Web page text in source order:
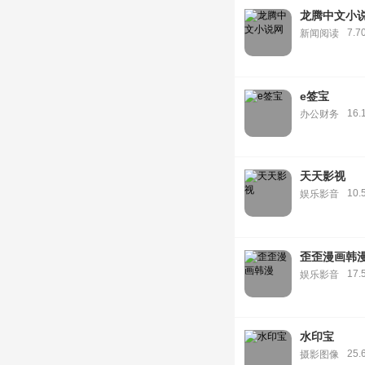
龙腾中文小
新闻阅读
e签宝
办公财务
天天影视
娱乐影音
歪歪漫画韩
娱乐影音
水印宝
摄影图像